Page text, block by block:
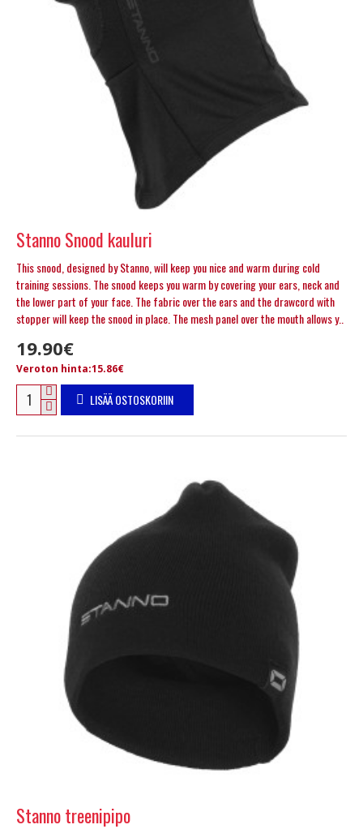
Stanno Snood kauluri
This snood, designed by Stanno, will keep you nice and warm during cold
training sessions. The snood keeps you warm by covering your ears, neck and
the lower part of your face. The fabric over the ears and the drawcord with
stopper will keep the snood in place. The mesh panel over the mouth allows y..
19.90€
Veroton hinta:15.86€
LISÄÄ OSTOSKORIIN
Stanno treenipipo